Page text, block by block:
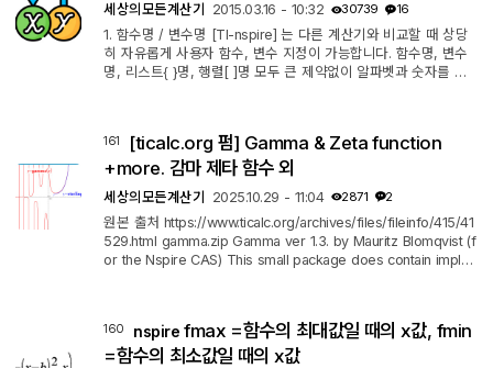
세상의모든계산기 2015.03.16 - 10:32 30739 16
1. 함수명 / 변수명 [TI-nspire] 는 다른 계산기와 비교할 때 상당
히 자유롭게 사용자 함수, 변수 지정이 가능합니다. 함수명, 변수
명, 리스트{ }명, 행렬[ ]명 모두 큰 제약없이 알파벳과 숫자를 이
₁₂" 사용 불가능한 변수명 변수(함수)명 시작이 숫자 : "1a" 점(.)뒤
에 바로 숫자 : "a.1" 점(.)이 둘 이상 : "a.b.c" 연산기호 포함 : ...
161
[ticalc.org 펌] Gamma & Zeta function
+more. 감마 제타 함수 외
세상의모든계산기 2025.10.29 - 11:04 2871 2
원본 출처 https://www.ticalc.org/archives/files/fileinfo/415/41
529.html gamma.zip Gamma ver 1.3. by Mauritz Blomqvist (f
or the Nspire CAS) This small package does contain imple
ms are based on information from the Gnu C Scientific libra
ry, from NUMERICAL RECIPES, The Art of Scientific Computi
160 nspirefmax =함수의 최대값일 때의 x값, fmin
=함수의 최소값일 때의 x값